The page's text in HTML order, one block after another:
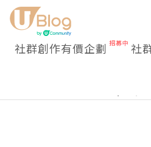
社群創作有價企劃 社